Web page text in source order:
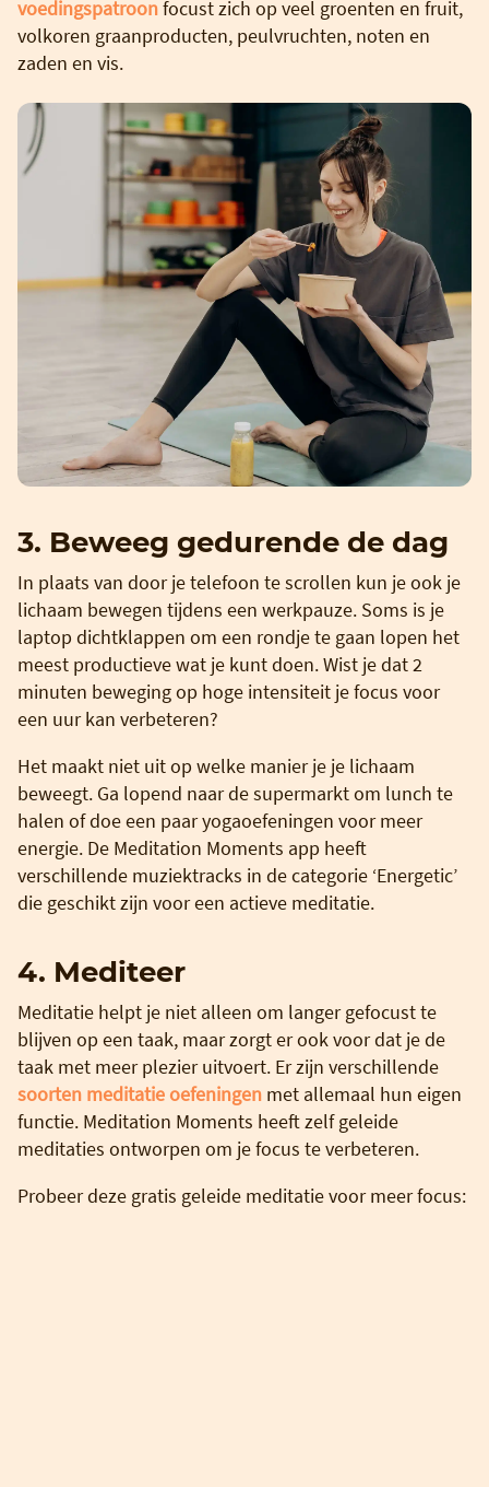
voedingspatroonfocust zich op veel groenten en fruit,
volkoren graanproducten, peulvruchten, noten en
zaden en vis.
3. Beweeg gedurende de dag
In plaats van door je telefoon te scrollen kun je ook je
lichaam bewegen tijdens een werkpauze. Soms is je
laptop dichtklappen om een rondje te gaan lopen het
meest productieve wat je kunt doen. Wist je dat 2
minuten beweging op hoge intensiteit je focus voor
een uur kan verbeteren?
Het maakt niet uit op welke manier je je lichaam
beweegt. Ga lopend naar de supermarkt om lunch te
halen of doe een paar yogaoefeningen voor meer
energie. De Meditation Moments app heeft
verschillende muziektracks in de categorie ‘Energetic’
die geschikt zijn voor een actieve meditatie.
4. Mediteer
Meditatie helpt je niet alleen om langer gefocust te
blijven op een taak, maar zorgt er ook voor dat je de
taak met meer plezier uitvoert. Er zijn verschillende
soorten meditatie oefeningen met allemaal hun eigen
functie. Meditation Moments heeft zelf geleide
meditaties ontworpen om je focus te verbeteren.
Probeer deze gratis geleide meditatie voor meer focus: